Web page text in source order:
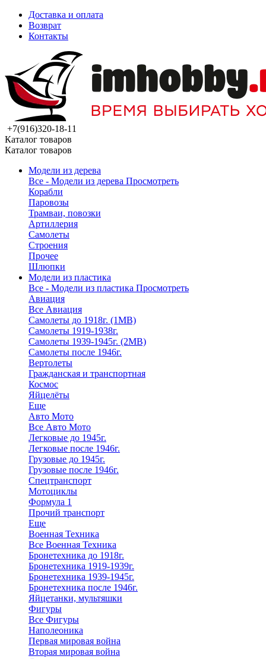
Доставка и оплата
Возврат
Контакты
+7(916)320-18-11
Каталог товаров
Каталог товаров
Модели из дерева
Все - Модели из дерева Просмотреть
Корабли
Паровозы
Трамваи, повозки
Артиллерия
Самолеты
Строения
Прочее
Шлюпки
Модели из пластика
Все - Модели из пластика Просмотреть
Авиация
Все Авиация
Самолеты до 1918г. (1МВ)
Самолеты 1919-1938г.
Самолеты 1939-1945г. (2МВ)
Самолеты после 1946г.
Вертолеты
Гражданская и транспортная
Космос
Яйцелёты
Еще
Авто Мото
Все Авто Мото
Легковые до 1945г.
Легковые после 1946г.
Грузовые до 1945г.
Грузовые после 1946г.
Спецтранспорт
Мотоциклы
Формула 1
Прочий транспорт
Еще
Военная Техника
Все Военная Техника
Бронетехника до 1918г.
Бронетехника 1919-1939г.
Бронетехника 1939-1945г.
Бронетехника после 1946г.
Яйцетанки, мультяшки
Фигуры
Все Фигуры
Наполеоника
Первая мировая война
Вторая мировая война